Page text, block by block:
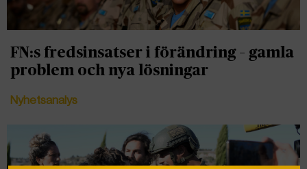
FN:s fredsinsatser i förändring – gamla
problem och nya lösningar
Nyhetsanalys